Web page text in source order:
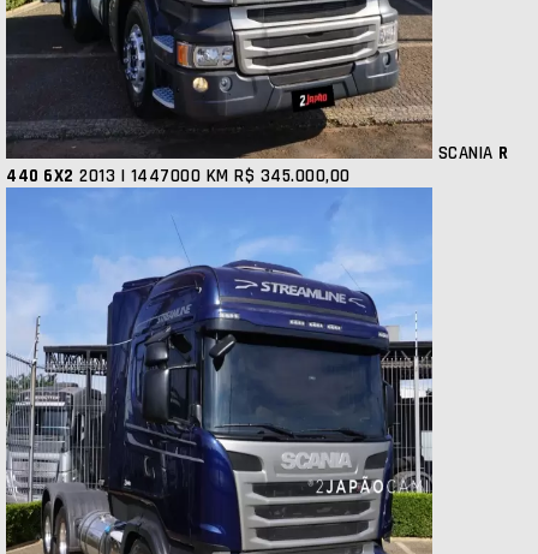
SCANIA R
440 6X2 2013 | 1447000 KM R$ 345.000,00